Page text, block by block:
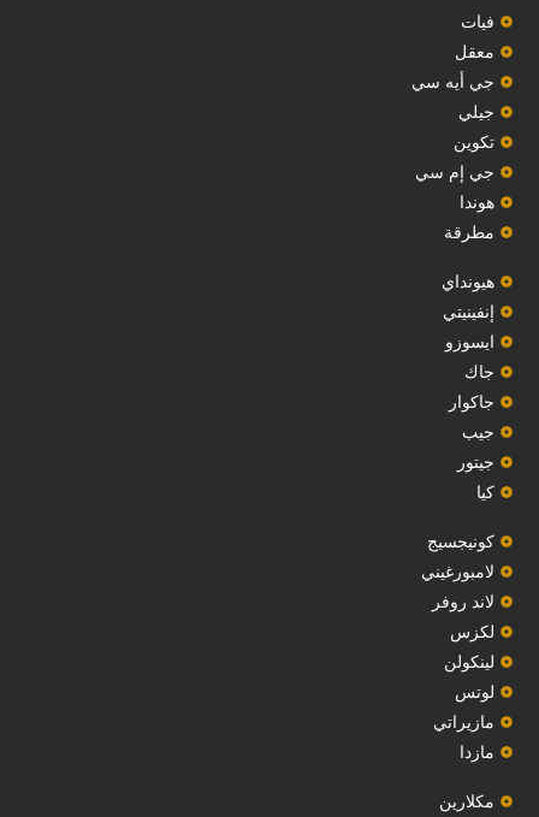
فيات
معقل
‏جي أيه سي‏
جيلي
‏تكوين‏
جي إم سي
هوندا
مطرقة
هيونداي
إنفينيتي
‏ايسوزو‏
‏جاك‏
جاكوار
جيب
‏جيتور‏
كيا
‏كونيجسيج‏
لامبورغيني
لاند روفر
لكزس
لينكولن
‏لوتس‏
مازيراتي
مازدا
مكلارين